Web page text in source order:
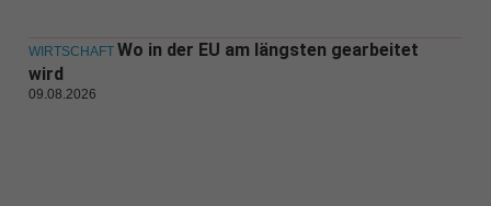
WIRTSCHAFT Wo in der EU am längsten gearbeitet
wird
09.08.2026